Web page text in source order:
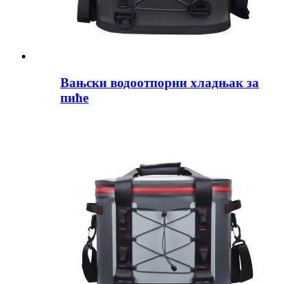
Вањски водоотпорни хладњак за
пиће